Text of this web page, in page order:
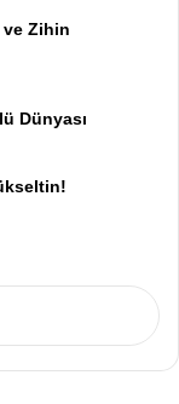
ve Zihin
Dünyası